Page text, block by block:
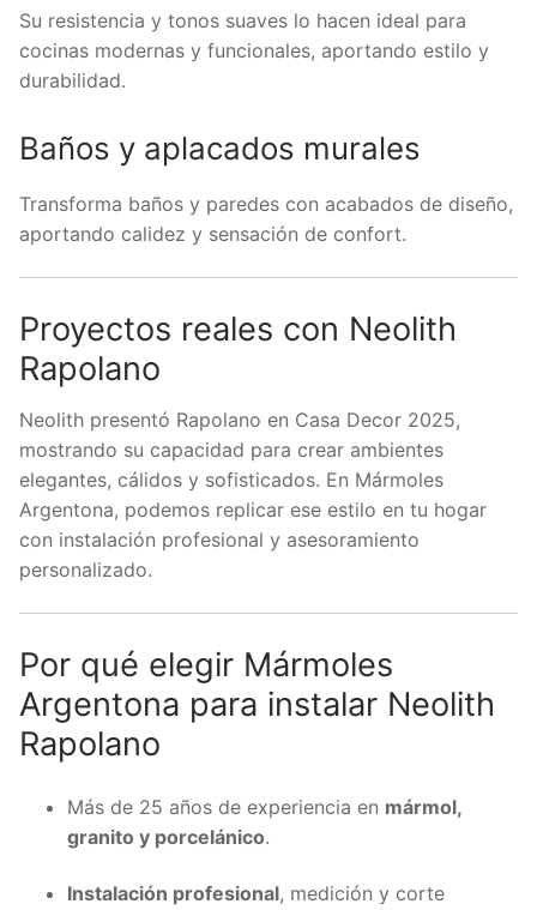
Su resistencia y tonos suaves lo hacen ideal para
cocinas modernas y funcionales, aportando estilo y
durabilidad.
Baños y aplacados murales
Transforma baños y paredes con acabados de diseño,
aportando calidez y sensación de confort.
Proyectos reales con Neolith
Rapolano
Neolith presentó Rapolano en Casa Decor 2025,
mostrando su capacidad para crear ambientes
elegantes, cálidos y sofisticados. En Mármoles
Argentona, podemos replicar ese estilo en tu hogar
con instalación profesional y asesoramiento
personalizado.
Por qué elegir Mármoles
Argentona para instalar Neolith
Rapolano
Más de 25 años de experiencia en mármol,
granito y porcelánico.
Instalación profesional, medición y corte